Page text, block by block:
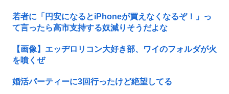
若者に「円安になるとiPhoneが買えなくなるぞ！」っ
て言ったら高市支持する奴減りそうだよな
【画像】エッヂロリコン大好き部、ワイのフォルダが火
を噴くぜ
婚活パーティーに3回行ったけど絶望してる